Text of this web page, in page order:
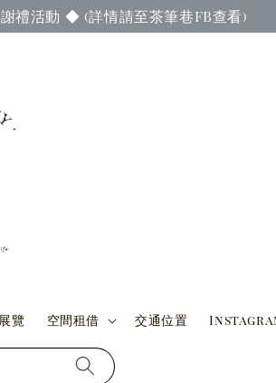
禮活動 ◆ (詳情請至茶筆巷FB查看)
覽 空間租借 交通位置